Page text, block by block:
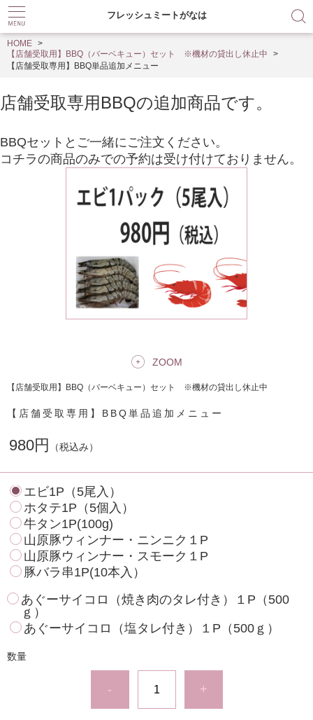
フレッシュミートがなは
HOME
【店舗受取用】BBQ（バーベキュー）セット ※機材の貸出し休止中
【店舗受取専用】BBQ単品追加メニュー
店舗受取専用BBQの追加商品です。
BBQセットとご一緒にご注文ください。
コチラの商品のみでの予約は受け付けておりません。
ZOOM
【店舗受取用】BBQ（バーベキュー）セット ※機材の貸出し休止中
【店舗受取専用】BBQ単品追加メニュー
980円 （税込み）
エビ1P（5尾入）
ホタテ1P（5個入）
牛タン1P(100g)
山原豚ウィンナー・ニンニク１P
山原豚ウィンナー・スモーク１P
豚バラ串1P(10本入）
あぐーサイコロ（焼き肉のタレ付き）１P（500
ｇ）
あぐーサイコロ（塩タレ付き）１P（500ｇ）
数量
- +